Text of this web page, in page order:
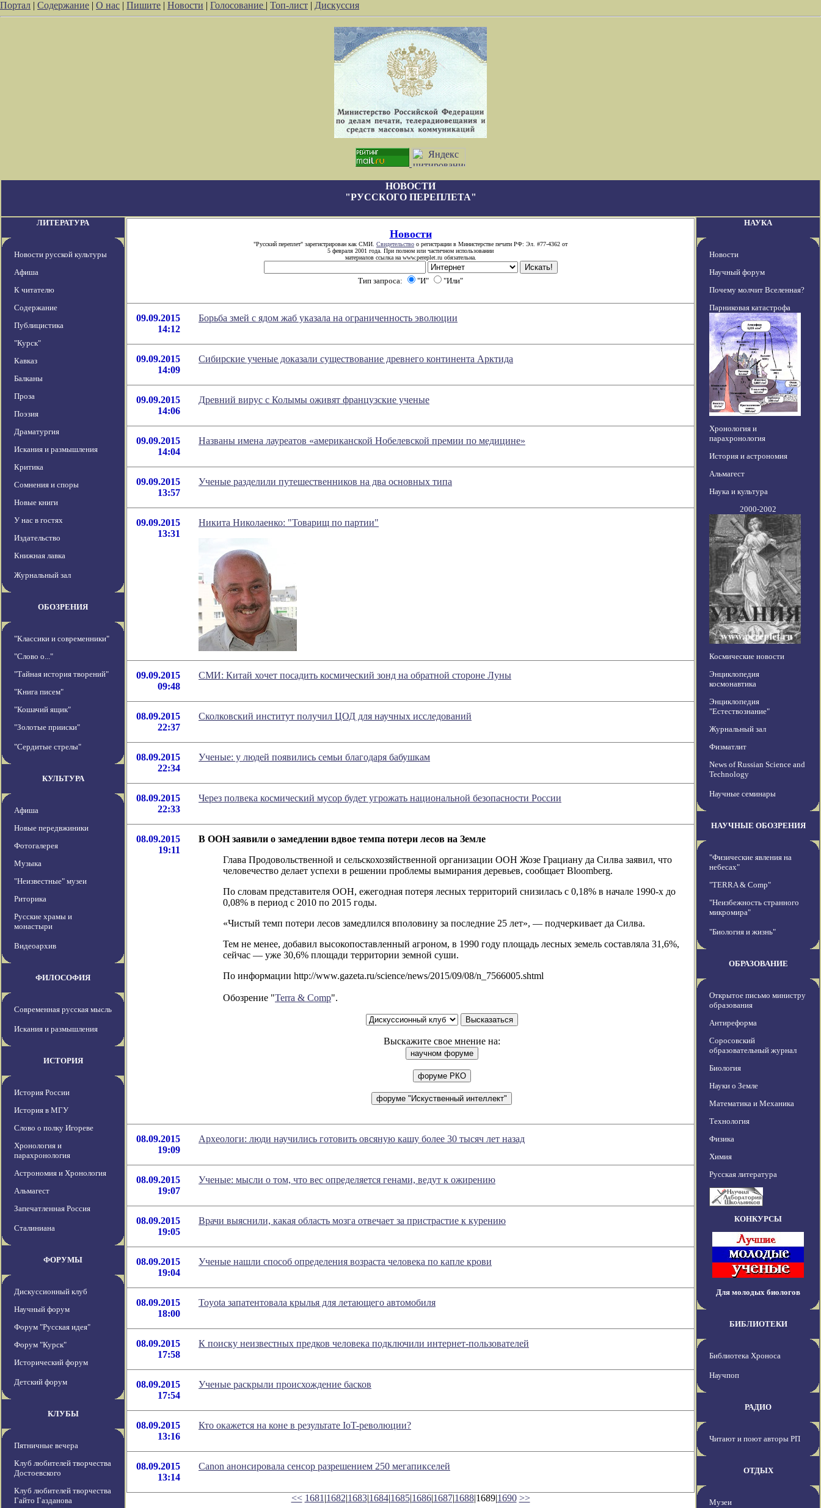
Портал | Содержание | О нас | Пишите | Новости | Голосование | Топ-лист | Дискуссия
НОВОСТИ
"РУССКОГО ПЕРЕПЛЕТА"
ЛИТЕРАТУРА
Новости русской культуры
Афиша
К читателю
Содержание
Публицистика
"Курск"
Кавказ
Балканы
Проза
Поэзия
Драматургия
Искания и размышления
Критика
Сомнения и споры
Новые книги
У нас в гостях
Издательство
Книжная лавка
Журнальный зал
ОБОЗРЕНИЯ
"Классики и современники"
"Слово о..."
"Тайная история творений"
"Книга писем"
"Кошачий ящик"
"Золотые прииски"
"Сердитые стрелы"
КУЛЬТУРА
Афиша
Новые передвжиники
Фотогалерея
Музыка
"Неизвестные" музеи
Риторика
Русские храмы и
монастыри
Видеоархив
ФИЛОСОФИЯ
Современная русская мысль
Искания и размышления
ИСТОРИЯ
История России
История в МГУ
Слово о полку Игореве
Хронология и
парахронология
Астрономия и Хронология
Альмагест
Запечатленная Россия
Сталиниана
ФОРУМЫ
Дискуссионный клуб
Научный форум
Форум "Русская идея"
Форум "Курск"
Исторический форум
Детский форум
КЛУБЫ
Пятничные вечера
Клуб любителей творчества
Достоевского
Клуб любителей творчества
Гайто Газданова
Новости
"Русский переплет" зарегистрирован как СМИ. Свидетельство о регистрации в Министерстве печати РФ: Эл. #77-4362 от
5 февраля 2001 года. При полном или частичном использовании
материалов ссылка на www.pereplet.ru обязательна.
Тип запроса: "И" "Или"
09.09.2015
14:12
Борьба змей с ядом жаб указала на ограниченность эволюции
09.09.2015
14:09
Сибирские ученые доказали существование древнего континента Арктида
09.09.2015
14:06
Древний вирус с Колымы оживят французские ученые
09.09.2015
14:04
Названы имена лауреатов «американской Нобелевской премии по медицине»
09.09.2015
13:57
Ученые разделили путешественников на два основных типа
09.09.2015
13:31
Никита Николаенко: "Товарищ по партии"
09.09.2015
09:48
СМИ: Китай хочет посадить космический зонд на обратной стороне Луны
08.09.2015
22:37
Сколковский институт получил ЦОД для научных исследований
08.09.2015
22:34
Ученые: у людей появились семьи благодаря бабушкам
08.09.2015
22:33
Через полвека космический мусор будет угрожать национальной безопасности России
08.09.2015
19:11
В ООН заявили о замедлении вдвое темпа потери лесов на Земле
Глава Продовольственной и сельскохозяйственной организации ООН Жозе Грациану да Силва заявил, что
человечество делает успехи в решении проблемы вымирания деревьев, сообщает Bloomberg.
По словам представителя ООН, ежегодная потеря лесных территорий снизилась с 0,18% в начале 1990-х до
0,08% в период с 2010 по 2015 годы.
«Чистый темп потери лесов замедлился вполовину за последние 25 лет», — подчеркивает да Силва.
Тем не менее, добавил высокопоставленный агроном, в 1990 году площадь лесных земель составляла 31,6%,
сейчас — уже 30,6% площади территории земной суши.
По информации http://www.gazeta.ru/science/news/2015/09/08/n_7566005.shtml
Обозрение "Terra & Comp".
Выскажите свое мнение на:
08.09.2015
19:09
Археологи: люди научились готовить овсяную кашу более 30 тысяч лет назад
08.09.2015
19:07
Ученые: мысли о том, что вес определяется генами, ведут к ожирению
08.09.2015
19:05
Врачи выяснили, какая область мозга отвечает за пристрастие к курению
08.09.2015
19:04
Ученые нашли способ определения возраста человека по капле крови
08.09.2015
18:00
Toyota запатентовала крылья для летающего автомобиля
08.09.2015
17:58
К поиску неизвестных предков человека подключили интернет-пользователей
08.09.2015
17:54
Ученые раскрыли происхождение басков
08.09.2015
13:16
Кто окажется на коне в результате IoT-революции?
08.09.2015
13:14
Canon анонсировала сенсор разрешением 250 мегапикселей
<< 1681 |1682|1683|1684|1685|1686|1687|1688|1689|1690 >>
НАУКА
Новости
Научный форум
Почему молчит Вселенная?
Парниковая катастрофа
Хронология и
парахронология
История и астрономия
Альмагест
Наука и культура
2000-2002
Космические новости
Энциклопедия
космонавтика
Энциклопедия
"Естествознание"
Журнальный зал
Физматлит
News of Russian Science and
Technology
Научные семинары
НАУЧНЫЕ ОБОЗРЕНИЯ
"Физические явления на
небесах"
"TERRA & Comp"
"Неизбежность странного
микромира"
"Биология и жизнь"
ОБРАЗОВАНИЕ
Открытое письмо министру
образования
Антиреформа
Соросовский
образовательный журнал
Биология
Науки о Земле
Математика и Механика
Технология
Физика
Химия
Русская литература
КОНКУРСЫ
Для молодых биологов
БИБЛИОТЕКИ
Библиотека Хроноса
Научпоп
РАДИО
Читают и поют авторы РП
ОТДЫХ
Музеи